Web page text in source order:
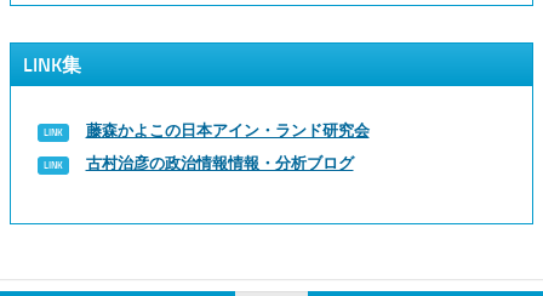
LINK集
藤森かよこの日本アイン・ランド研究会
古村治彦の政治情報情報・分析ブログ